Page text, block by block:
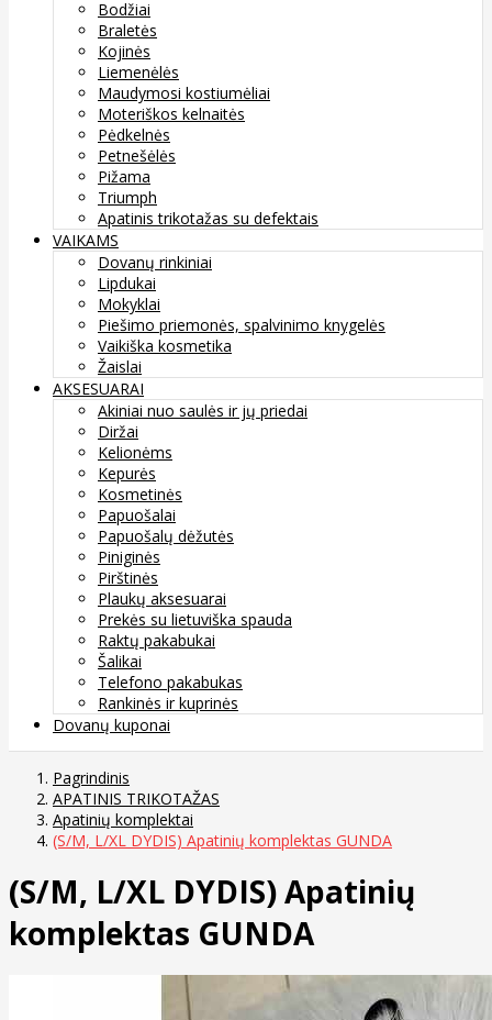
Bodžiai
Braletės
Kojinės
Liemenėlės
Maudymosi kostiumėliai
Moteriškos kelnaitės
Pėdkelnės
Petnešėlės
Pižama
Triumph
Apatinis trikotažas su defektais
VAIKAMS
Dovanų rinkiniai
Lipdukai
Mokyklai
Piešimo priemonės, spalvinimo knygelės
Vaikiška kosmetika
Žaislai
AKSESUARAI
Akiniai nuo saulės ir jų priedai
Diržai
Kelionėms
Kepurės
Kosmetinės
Papuošalai
Papuošalų dėžutės
Piniginės
Pirštinės
Plaukų aksesuarai
Prekės su lietuviška spauda
Raktų pakabukai
Šalikai
Telefono pakabukas
Rankinės ir kuprinės
Dovanų kuponai
Pagrindinis
APATINIS TRIKOTAŽAS
Apatinių komplektai
(S/M, L/XL DYDIS) Apatinių komplektas GUNDA
(S/M, L/XL DYDIS) Apatinių
komplektas GUNDA